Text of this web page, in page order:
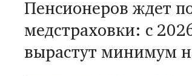
Пенсионеров ждет
медстраховки: с
вырастут минимум